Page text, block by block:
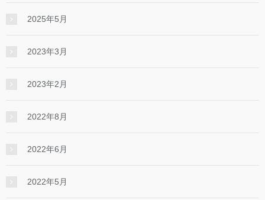
2025年5月
2023年3月
2023年2月
2022年8月
2022年6月
2022年5月